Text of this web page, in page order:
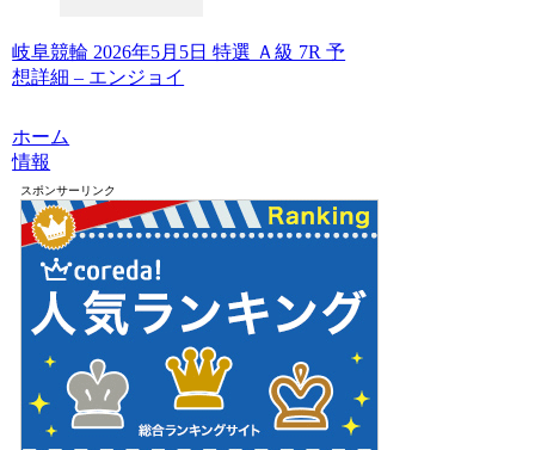
岐阜競輪 2026年5月5日 特選 Ａ級 7R 予
想詳細 – エンジョイ
ホーム
情報
スポンサーリンク